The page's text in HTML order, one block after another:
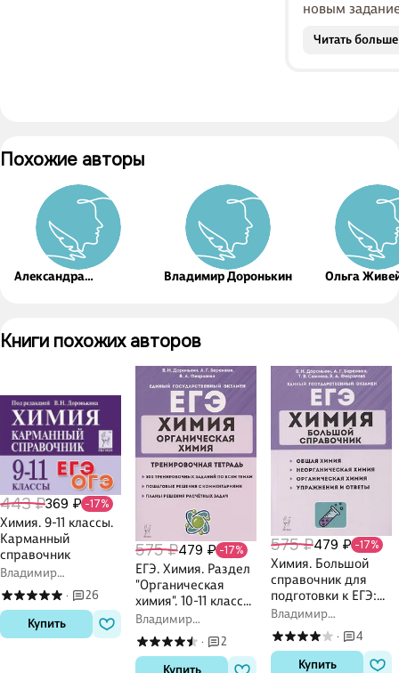
новым
знать,для
Читать больше
Похожие авторы
Александра
Владимир Доронькин Ольга
Книги похожих авторов
443 ₽369 ₽ -17%
Химия. 9-11 классы.
Карманный
справочник
Владимир
Доронькин
·
26
Купить
575 ₽479 ₽ -17%
ЕГЭ. Химия. Раздел
"Органическая
химия". 10-11 классы.
Задания и
решения.
Тренировочная
тетрадь
Владимир
Доронькин
·
2
Купить
575 ₽479 ₽ -17%
Химия. Большой
справочник для
подготовки к ЕГЭ:
справочное
издание
Владимир
Доронькин
·
4
Купить